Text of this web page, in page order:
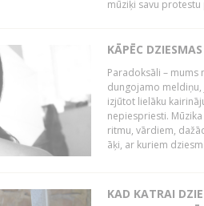
mūziķi savu
KĀPĒC
Paradoksāli – mums
dungojamo
izjūtot lielāku
nepiespriesti.
ritmu, vārdiem,
āķi, ar kuriem
KAD KATRAI